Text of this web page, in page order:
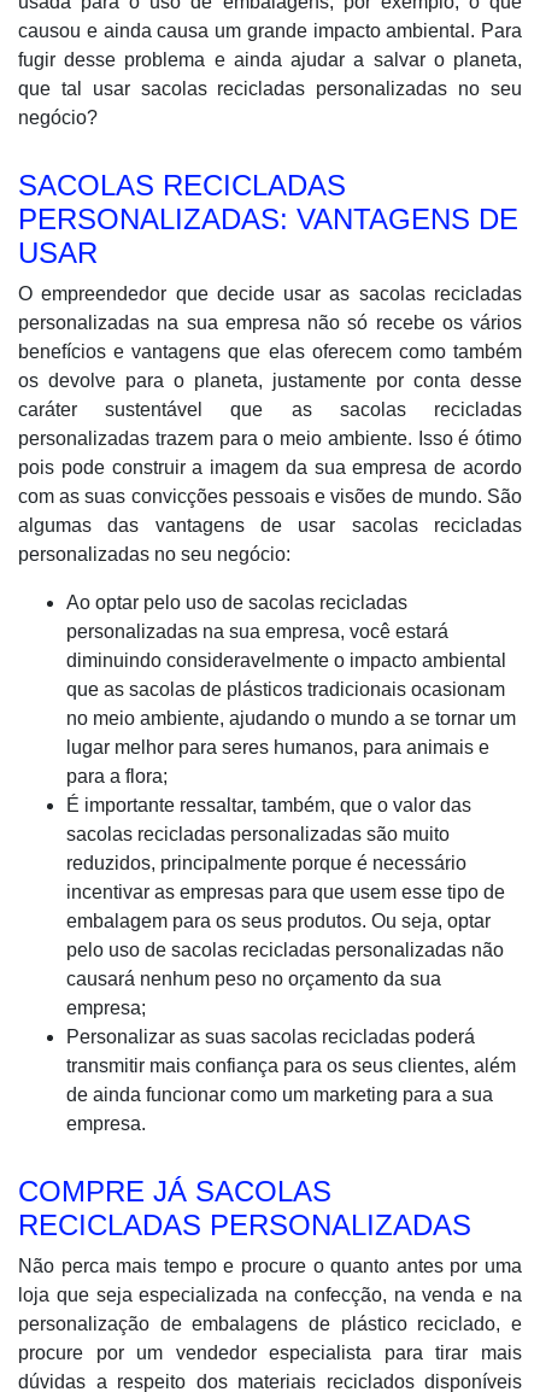
causou e ainda causa um grande impacto ambiental. Para
fugir desse problema e ainda ajudar a salvar o planeta,
que tal usar sacolas recicladas personalizadas no seu
negócio?
SACOLAS RECICLADAS
PERSONALIZADAS: VANTAGENS DE
USAR
O empreendedor que decide usar as sacolas recicladas
personalizadas na sua empresa não só recebe os vários
benefícios e vantagens que elas oferecem como também
os devolve para o planeta, justamente por conta desse
caráter sustentável que as sacolas recicladas
personalizadas trazem para o meio ambiente. Isso é ótimo
pois pode construir a imagem da sua empresa de acordo
com as suas convicções pessoais e visões de mundo. São
algumas das vantagens de usar sacolas recicladas
personalizadas no seu negócio:
Ao optar pelo uso de sacolas recicladas
personalizadas na sua empresa, você estará
diminuindo consideravelmente o impacto ambiental
que as sacolas de plásticos tradicionais ocasionam
no meio ambiente, ajudando o mundo a se tornar um
lugar melhor para seres humanos, para animais e
para a flora;
É importante ressaltar, também, que o valor das
sacolas recicladas personalizadas são muito
reduzidos, principalmente porque é necessário
incentivar as empresas para que usem esse tipo de
embalagem para os seus produtos. Ou seja, optar
pelo uso de sacolas recicladas personalizadas não
causará nenhum peso no orçamento da sua
empresa;
Personalizar as suas sacolas recicladas poderá
transmitir mais confiança para os seus clientes, além
de ainda funcionar como um marketing para a sua
empresa.
COMPRE JÁ SACOLAS
RECICLADAS PERSONALIZADAS
Não perca mais tempo e procure o quanto antes por uma
loja que seja especializada na confecção, na venda e na
personalização de embalagens de plástico reciclado, e
procure por um vendedor especialista para tirar mais
dúvidas a respeito dos materiais reciclados disponíveis